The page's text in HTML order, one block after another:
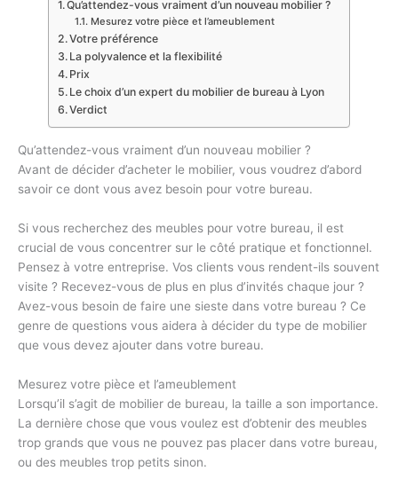
Qu’attendez-vous vraiment d’un nouveau mobilier ?
Mesurez votre pièce et l’ameublement
Votre préférence
La polyvalence et la flexibilité
Prix
Le choix d’un expert du mobilier de bureau à Lyon
Verdict
Qu’attendez-vous vraiment d’un nouveau mobilier ?
Avant de décider d’acheter le mobilier, vous voudrez d’abord
savoir ce dont vous avez besoin pour votre bureau.
Si vous recherchez des meubles pour votre bureau, il est
crucial de vous concentrer sur le côté pratique et fonctionnel.
Pensez à votre entreprise. Vos clients vous rendent-ils souvent
visite ? Recevez-vous de plus en plus d’invités chaque jour ?
Avez-vous besoin de faire une sieste dans votre bureau ? Ce
genre de questions vous aidera à décider du type de mobilier
que vous devez ajouter dans votre bureau.
Mesurez votre pièce et l’ameublement
Lorsqu’il s’agit de mobilier de bureau, la taille a son importance.
La dernière chose que vous voulez est d’obtenir des meubles
trop grands que vous ne pouvez pas placer dans votre bureau,
ou des meubles trop petits sinon.